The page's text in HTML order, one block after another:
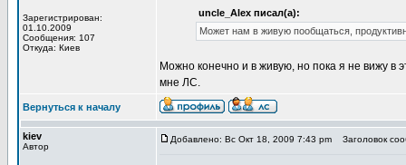
Зарегистрирован:
01.10.2009
Сообщения: 107
Откуда: Киев
uncle_Alex писал(а):
Может нам в живую пообщаться,
Можно конечно и в живую, но пока я не вижу в
мне ЛС.
Вернуться к началу
kiev
Автор
Добавлено: Вс Окт 18, 2009 7:43 pm Заголовок